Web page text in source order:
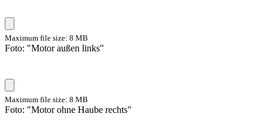
Maximum file size: 8 MB
Foto: "Motor außen links"
Maximum file size: 8 MB
Foto: "Motor ohne Haube rechts"